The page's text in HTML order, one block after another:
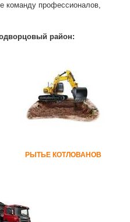
команду профессионалов,
район:
РЫТЬЕ КОТЛОВАНОВ